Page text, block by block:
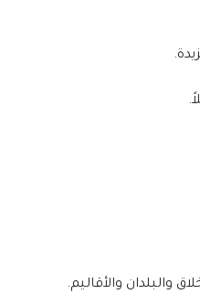
والبلدان والأقاليم.